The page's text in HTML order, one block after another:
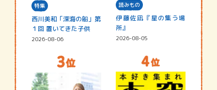
特集
西川美和「深海の船」第
１回 置いてきた子供
2026-08-06
読みもの
伊藤佐凪『星の集う場
所』
2026-08-05